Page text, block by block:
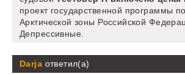
проект государственной программы
Арктической зоны Российской
Депрессивные.
Darja ответил(а)